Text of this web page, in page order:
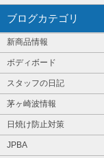
ブログカテゴリ
新商品情報
ボディボード
スタッフの日記
茅ヶ崎波情報
日焼け防止対策
JPBA